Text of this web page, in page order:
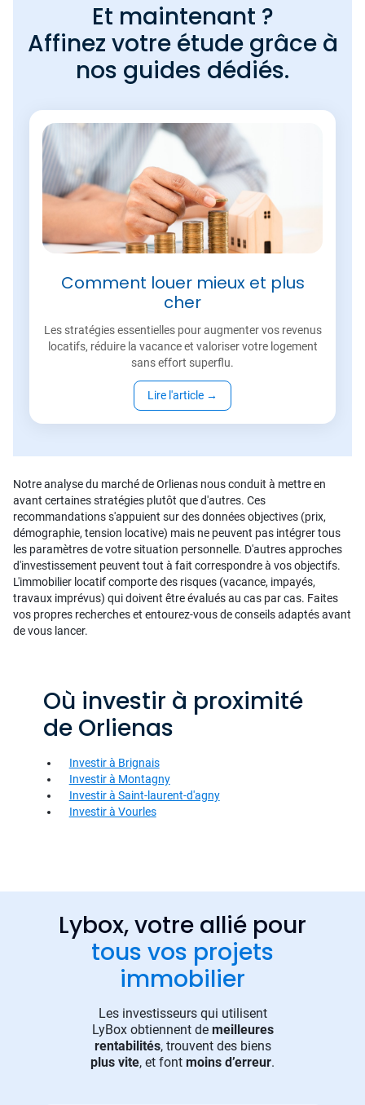
Et maintenant ?
Affinez votre étude grâce à
nos guides dédiés.
Comment louer mieux et plus
cher
Les stratégies essentielles pour augmenter vos revenus
locatifs, réduire la vacance et valoriser votre logement
sans effort superflu.
Lire l'article →
Notre analyse du marché de Orlienas nous conduit à mettre en
avant certaines stratégies plutôt que d'autres. Ces
recommandations s'appuient sur des données objectives (prix,
démographie, tension locative) mais ne peuvent pas intégrer tous
les paramètres de votre situation personnelle. D'autres approches
d'investissement peuvent tout à fait correspondre à vos objectifs.
L'immobilier locatif comporte des risques (vacance, impayés,
travaux imprévus) qui doivent être évalués au cas par cas. Faites
vos propres recherches et entourez-vous de conseils adaptés avant
de vous lancer.
Où investir à proximité
de Orlienas
Investir à Brignais
Investir à Montagny
Investir à Saint-laurent-d'agny
Investir à Vourles
Lybox, votre allié pour
tous vos projets
immobilier
Les investisseurs qui utilisent
LyBox obtiennent de meilleures
rentabilités, trouvent des biens
plus vite, et font moins d’erreur.